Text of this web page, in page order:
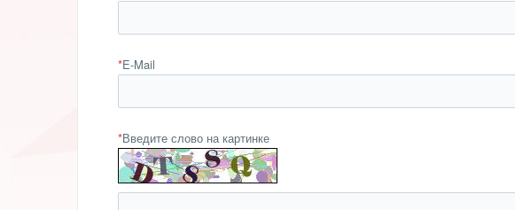
*E-Mail
*Введите слово на картинке